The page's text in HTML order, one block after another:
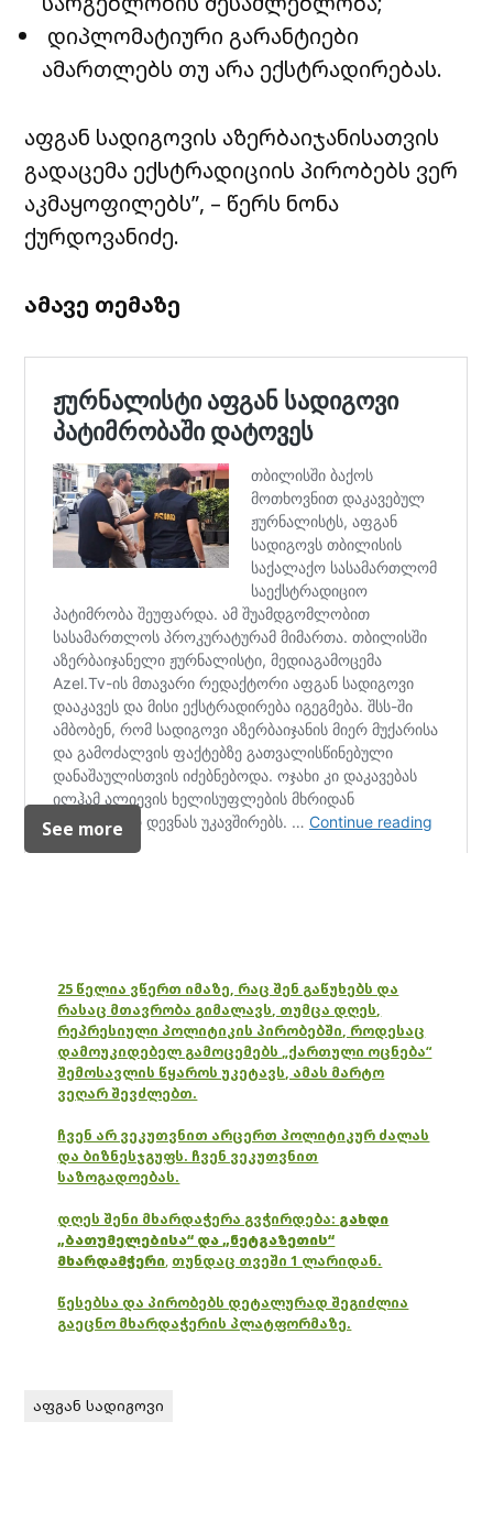
დიპლომატიური გარანტიები
ამართლებს თუ არა ექსტრადირებას.
აფგან სადიგოვის აზერბაიჯანისათვის
გადაცემა ექსტრადიციის პირობებს ვერ
აკმაყოფილებს”, – წერს ნონა
ქურდოვანიძე.
ამავე თემაზე
See more
25 წელია ვწერთ იმაზე, რაც შენ გაწუხებს და
რასაც მთავრობა გიმალავს, თუმცა დღეს,
რეპრესიული პოლიტიკის პირობებში, როდესაც
დამოუკიდებელ გამოცემებს „ქართული ოცნება“
შემოსავლის წყაროს უკეტავს, ამას მარტო
ვეღარ შევძლებთ.
ჩვენ არ ვეკუთვნით არცერთ პოლიტიკურ ძალას
და ბიზნესჯგუფს. ჩვენ ვეკუთვნით
საზოგადოებას.
დღეს შენი მხარდაჭერა გვჭირდება: გახდი
„ბათუმელებისა“ და „ნეტგაზეთის“
მხარდამჭერი, თუნდაც თვეში 1 ლარიდან.
წესებსა და პირობებს დეტალურად შეგიძლია
გაეცნო მხარდაჭერის პლატფორმაზე.
აფგან სადიგოვი